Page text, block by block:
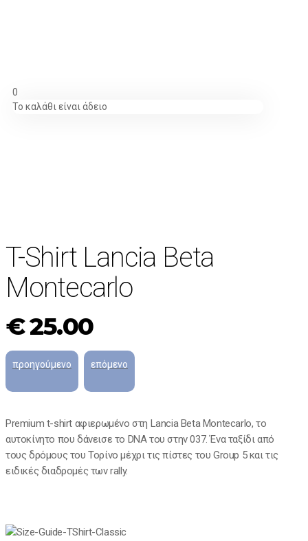
0
Το καλάθι είναι άδειο
T-Shirt Lancia Beta
Montecarlo
€25.00
Premium t-shirt αφιερωμένο στη Lancia Beta Montecarlo, το
αυτοκίνητο που δάνεισε το DNA του στην 037. Ένα ταξίδι από
τους δρόμους του Τορίνο μέχρι τις πίστες του Group 5 και τις
ειδικές διαδρομές των rally.